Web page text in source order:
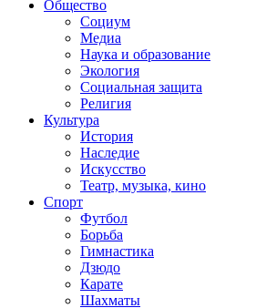
Общество
Социум
Медиа
Наука и образование
Экология
Социальная защита
Религия
Культура
История
Наследие
Искусство
Театр, музыка, кино
Спорт
Футбол
Борьба
Гимнастика
Дзюдо
Карате
Шахматы